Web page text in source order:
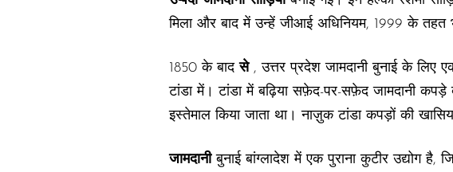
मिला और बाद में उन्हें जीआई अधिनियम, 1999 के
1850 के बादसे, उत्तर प्रदेश जामदानी बुनाई के
टांडा में। टांडा में बढ़िया सफ़ेद-पर-सफ़ेद जामदानी कपड़े
इस्तेमाल किया जाता था। नाज़ुक टांडा कपड़ों की
जामदानीबुनाई बांग्लादेश में एक पुराना कुटीर उद्योग